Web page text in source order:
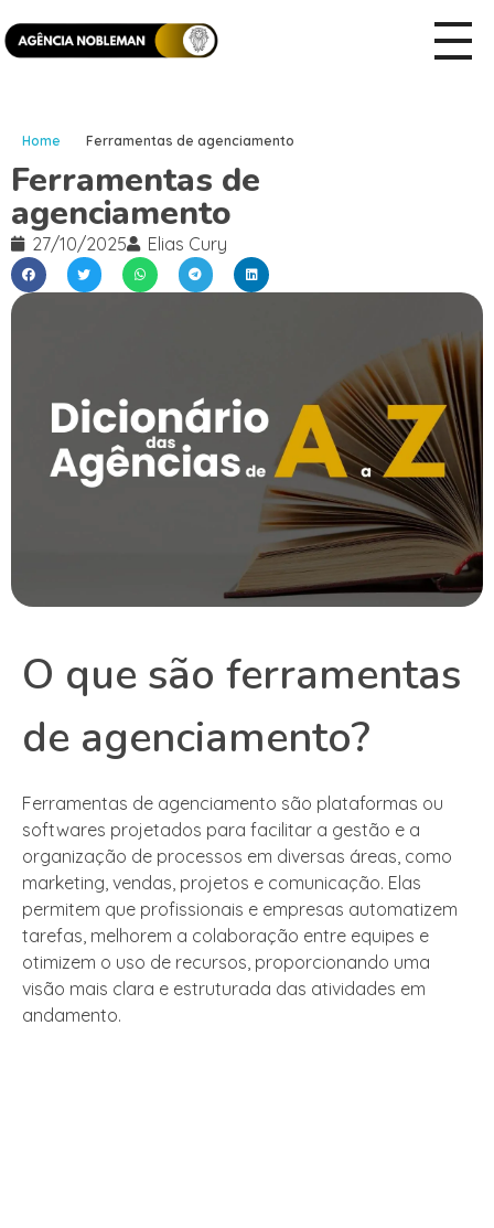
Home Ferramentas de agenciamento
Ferramentas de
agenciamento
27/10/2025 Elias Cury
O que são ferramentas
de agenciamento?
Ferramentas de agenciamento são plataformas ou
softwares projetados para facilitar a gestão e a
organização de processos em diversas áreas, como
marketing, vendas, projetos e comunicação. Elas
permitem que profissionais e empresas automatizem
tarefas, melhorem a colaboração entre equipes e
otimizem o uso de recursos, proporcionando uma
visão mais clara e estruturada das atividades em
andamento.